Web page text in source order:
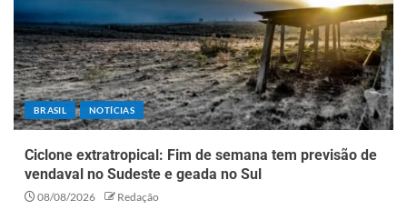
BRASIL NOTÍCIAS
Ciclone extratropical: Fim de semana tem previsão de
vendaval no Sudeste e geada no Sul
08/08/2026 Redação